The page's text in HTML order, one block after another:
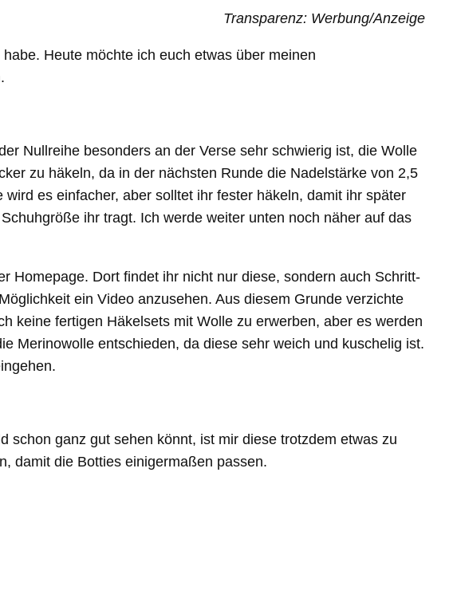
Transparenz: Werbung/Anzeige
Heute möchte ich euch etwas über meinen
Nullreihe besonders an der Verse sehr schwierig ist, die Wolle
zu häkeln, da in der nächsten Runde die Nadelstärke von 2,5
es einfacher, aber solltet ihr fester häkeln, damit ihr später
ihr tragt. Ich werde weiter unten noch näher auf das
Homepage. Dort findet ihr nicht nur diese, sondern auch Schritt-
ein Video anzusehen. Aus diesem Grunde verzichte
keine fertigen Häkelsets mit Wolle zu erwerben, aber es werden
Merinowolle entschieden, da diese sehr weich und kuschelig ist.
ganz gut sehen könnt, ist mir diese trotzdem etwas zu
damit die Botties einigermaßen passen.